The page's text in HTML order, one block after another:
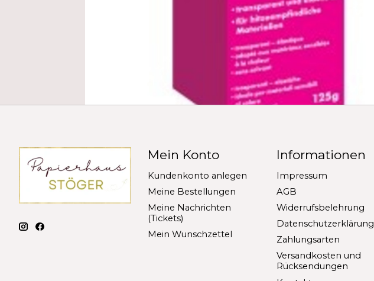
Mein Konto
Kundenkonto anlegen
Meine Bestellungen
Meine Nachrichten
(Tickets)
Mein Wunschzettel
Informationen
Impressum
AGB
Widerrufsbelehrung
Datenschutzerklärung
Zahlungsarten
Versandkosten und
Rücksendungen